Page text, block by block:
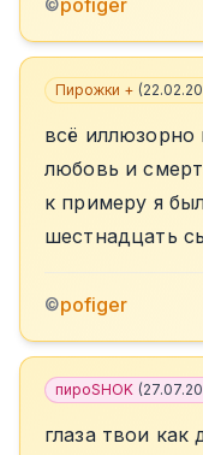
©pofiger
Пирожки + (
всё
любовь и
к примеру я
шестнадцать
©pofiger
пироSHOK (
глаза твои как